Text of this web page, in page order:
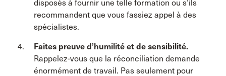
disposés à fournir une telle formation ou s’ils
recommandent que vous fassiez appel à des
spécialistes.
Faites preuve d’humilité et de sensibilité.
Rappelez-vous que la réconciliation demande
énormément de travail. Pas seulement pour